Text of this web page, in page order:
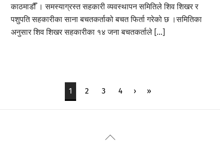
काठमाडौँ । समस्याग्रस्त सहकारी व्यवस्थापन समितिले शिव शिखर र
पशुपति सहकारीका साना बचतकर्ताको बचत फिर्ता गरेको छ ।समितिका
अनुसार शिव शिखर सहकारीका १४ जना बचतकर्ताले […]
1 2 3 4 › »
Back